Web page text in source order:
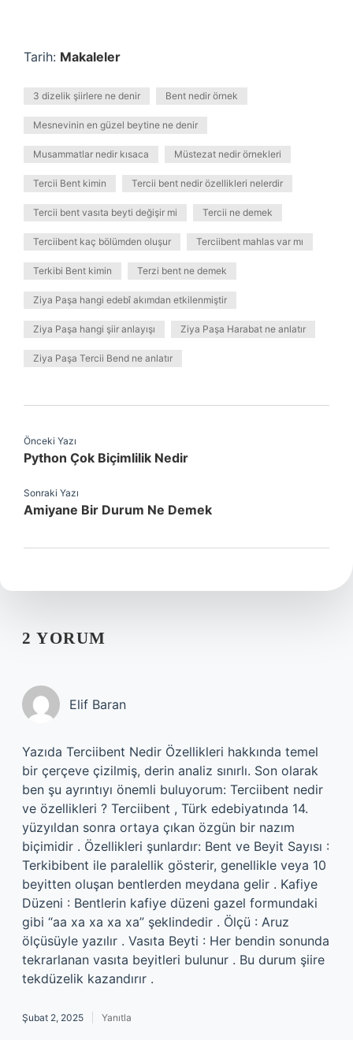
Tarih: Makaleler
3 dizelik şiirlere ne denir Bent nedir örnek
Mesnevinin en güzel beytine ne denir
Musammatlar nedir kısaca Müstezat nedir örnekleri
Tercii Bent kimin Tercii bent nedir özellikleri nelerdir
Tercii bent vasıta beyti değişir mi Tercii ne demek
Terciibent kaç bölümden oluşur Terciibent mahlas var mı
Terkibi Bent kimin Terzi bent ne demek
Ziya Paşa hangi edebî akımdan etkilenmiştir
Ziya Paşa hangi şiir anlayışı Ziya Paşa Harabat ne anlatır
Ziya Paşa Tercii Bend ne anlatır
Önceki Yazı
Python Çok Biçimlilik Nedir
Sonraki Yazı
Amiyane Bir Durum Ne Demek
2 YORUM
Elif Baran
Yazıda Terciibent Nedir Özellikleri hakkında temel
bir çerçeve çizilmiş, derin analiz sınırlı. Son olarak
ben şu ayrıntıyı önemli buluyorum: Terciibent nedir
ve özellikleri ? Terciibent , Türk edebiyatında 14.
yüzyıldan sonra ortaya çıkan özgün bir nazım
biçimidir . Özellikleri şunlardır: Bent ve Beyit Sayısı :
Terkibibent ile paralellik gösterir, genellikle veya 10
beyitten oluşan bentlerden meydana gelir . Kafiye
Düzeni : Bentlerin kafiye düzeni gazel formundaki
gibi “aa xa xa xa xa” şeklindedir . Ölçü : Aruz
ölçüsüyle yazılır . Vasıta Beyti : Her bendin sonunda
tekrarlanan vasıta beyitleri bulunur . Bu durum şiire
tekdüzelik kazandırır .
Şubat 2, 2025 Yanıtla